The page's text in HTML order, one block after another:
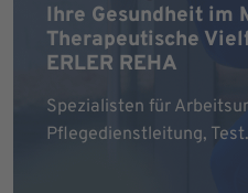
Ihre Gesundheit im
Therapeutische
ERLER REHA
Spezialisten für
Pflegedienstleitung,